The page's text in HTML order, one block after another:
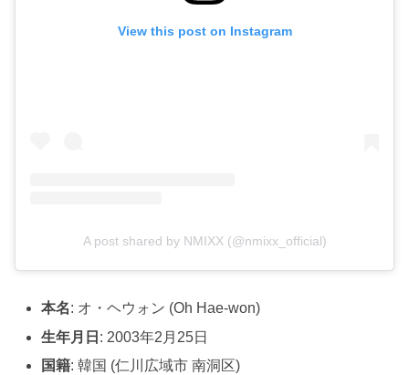
View this post on Instagram
A post shared by NMIXX (@nmixx_official)
本名: オ・ヘウォン (Oh Hae-won)
生年月日 : 2003年2月25日
国籍: 韓国 (仁川広域市 南洞区)